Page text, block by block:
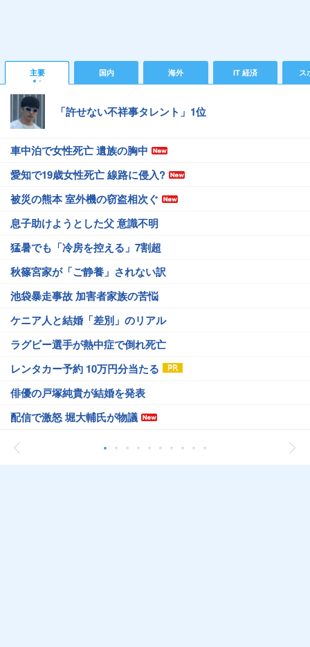
主要 国内 海外 IT 経済 ス
「許せない不祥事タレント」1位
車中泊で女性死亡 遺族の胸中
愛知で19歳女性死亡 線路に侵入?
被災の熊本 室外機の窃盗相次ぐ
息子助けようとした父 意識不明
猛暑でも「冷房を控える」7割超
秋篠宮家が「ご静養」されない訳
池袋暴走事故 加害者家族の苦悩
ケニア人と結婚「差別」のリアル
ラグビー選手が熱中症で倒れ死亡
レンタカー予約 10万円分当たる
俳優の戸塚純貴が結婚を発表
配信で激怒 堀大輔氏が物議